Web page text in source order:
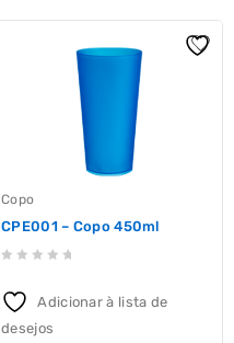
Copo
CPE001 – Copo 450ml
out
Adicionar à lista de
desejos